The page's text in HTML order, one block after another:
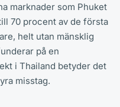
marknader som Phuket
70 procent av de första
helt utan mänsklig
på en
i Thailand betyder det
misstag.